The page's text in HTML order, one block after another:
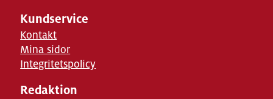
Kundservice
Kontakt
Mina sidor
Integritetspolicy
Redaktion